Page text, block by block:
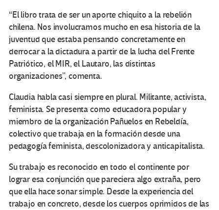
“El libro trata de ser un aporte chiquito a la rebelión
chilena. Nos involucramos mucho en esa historia de la
juventud que estaba pensando concretamente en
derrocar a la dictadura a partir de la lucha del Frente
Patriótico, el MIR, el Lautaro, las distintas
organizaciones”, comenta.
Claudia habla casi siempre en plural. Militante, activista,
feminista. Se presenta como educadora popular y
miembro de la organización Pañuelos en Rebeldía,
colectivo que trabaja en la formación desde una
pedagogía feminista, descolonizadora y anticapitalista.
Su trabajo es reconocido en todo el continente por
lograr esa conjunción que pareciera algo extraña, pero
que ella hace sonar simple. Desde la experiencia del
trabajo en concreto, desde los cuerpos oprimidos de las